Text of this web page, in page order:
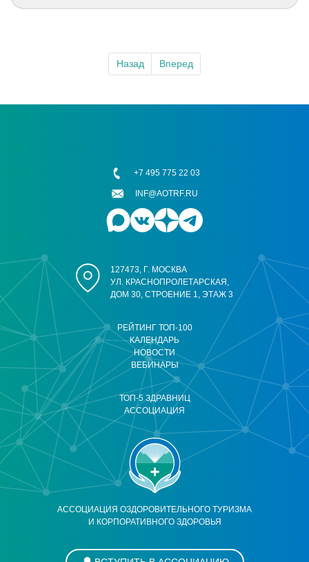
Назад Вперед
АССОЦИАЦИЯ ОЗДОРОВИТЕЛЬНОГО ТУРИЗМА
И КОРПОРАТИВНОГО ЗДОРОВЬЯ
РЕЙТИНГ ТОП-100
КАЛЕНДАРЬ
НОВОСТИ
ВЕБИНАРЫ
ТОП-5 ЗДРАВНИЦ
АССОЦИАЦИЯ
127473, Г. МОСКВА
УЛ. КРАСНОПРОЛЕТАРСКАЯ,
ДОМ 30, СТРОЕНИЕ 1, ЭТАЖ 3
+7 495 775 22 03
INF@AOTRF.RU